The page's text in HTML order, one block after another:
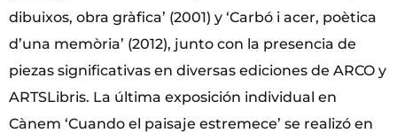
dibuixos, obra gràfica’ (2001) y ‘Carbó i acer, poètica
d’una memòria’ (2012), junto con la presencia de
piezas significativas en diversas ediciones de ARCO y
ARTSLibris. La última exposición individual en
Cànem ‘Cuando el paisaje estremece’ se realizó en